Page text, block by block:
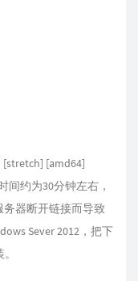
[amd64]
间约为30分钟左右，
器断开链接而导致
Sever 2012，把下